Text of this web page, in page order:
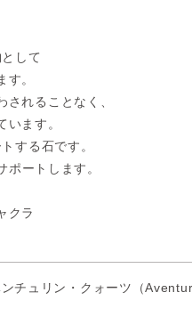
して
。
れることなく、
います。
する石です。
ートします。
クラ
ンチュリン・クォーツ（